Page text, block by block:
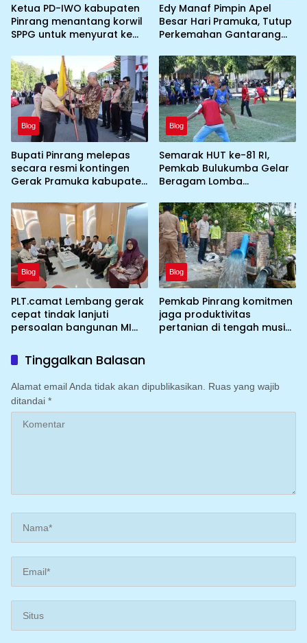
Ketua PD-IWO kabupaten
Pinrang menantang korwil
SPPG untuk menyurat ke
yang tidak memenuhi
syarat standar dan
persyaratan teknis
Edy Manaf Pimpin Apel
Besar Hari Pramuka, Tutup
Perkemahan Gantarang
Jamnas XII 2026
Blog
Bupati Pinrang melepas
secara resmi kontingen
Gerak Pramuka kabupaten
Nasional ke XII kebumi
perkemahan Cibubur
Blog
Semarak HUT ke-81 RI,
Pemkab Bulukumba Gelar
Beragam Lomba
Olahraga
Blog
PLT.camat Lembang gerak
cepat tindak lanjuti
persoalan bangunan MI
Blog
Pemkab Pinrang komitmen
jaga produktivitas
pertanian di tengah musim
(Irpom)
Tinggalkan Balasan
Alamat email Anda tidak akan dipublikasikan. Ruas yang wajib
ditandai *